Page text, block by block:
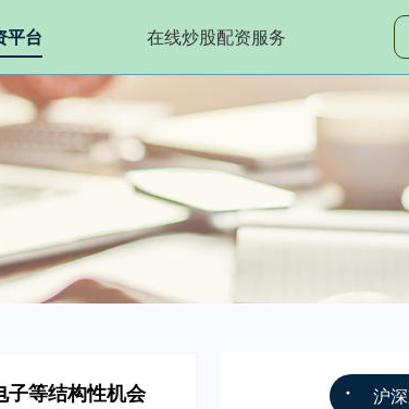
平台 在线炒股配资服务
子等结构性机会 沪